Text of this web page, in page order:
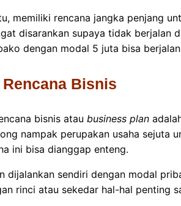
memiliki rencana jangka penjang
disarankan supaya tidak berjalan
dengan modal 5 juta bisa
Bisnis
bisnis atau business plan
nampak perupakan usaha sejuta
ini bisa dianggap enteng.
dijalankan sendiri dengan modal
rinci atau sekedar hal-hal penting